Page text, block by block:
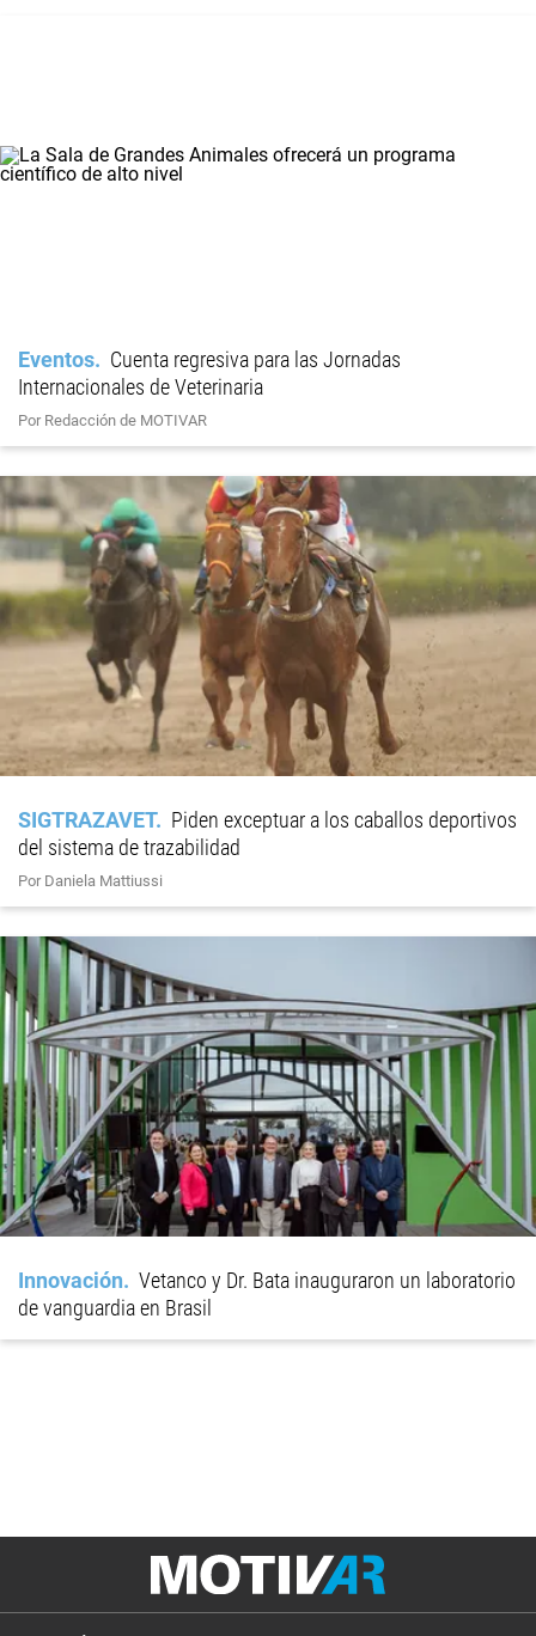
Eventos
Cuenta regresiva para las Jornadas
Internacionales de Veterinaria
Por Redacción de MOTIVAR
SIGTRAZAVET
Piden exceptuar a los caballos deportivos
del sistema de trazabilidad
Por Daniela Mattiussi
Innovación
Vetanco y Dr. Bata inauguraron un laboratorio
de vanguardia en Brasil